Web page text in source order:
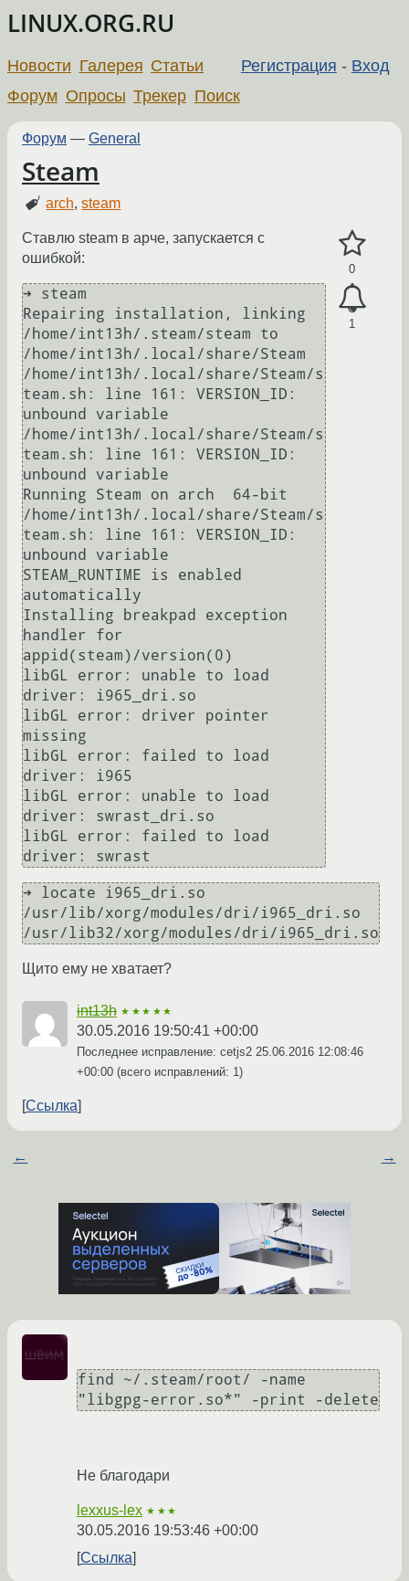
LINUX.ORG.RU
Регистрация - Вход
Новости Галерея Статьи
Форум Опросы Трекер Поиск
Форум — General
Steam
arch,steam
0
1
Ставлю steam в арче, запускается с
ошибкой:
➜ steam
Repairing installation, linking
/home/int13h/.steam/steam to
/home/int13h/.local/share/Steam
/home/int13h/.local/share/Steam/s
team.sh: line 161: VERSION_ID:
unbound variable
/home/int13h/.local/share/Steam/s
team.sh: line 161: VERSION_ID:
unbound variable
Running Steam on arch  64-bit
/home/int13h/.local/share/Steam/s
team.sh: line 161: VERSION_ID:
unbound variable
STEAM_RUNTIME is enabled
automatically
Installing breakpad exception
handler for
appid(steam)/version(0)
libGL error: unable to load
driver: i965_dri.so
libGL error: driver pointer
missing
libGL error: failed to load
driver: i965
libGL error: unable to load
driver: swrast_dri.so
libGL error: failed to load
➜ locate i965_dri.so
/usr/lib/xorg/modules/dri/i965_dri.so
Щито ему не хватает?
int13h ★★★★★
30.05.2016 19:50:41 +00:00
Последнее исправление: cetjs2 25.06.2016 12:08:46
+00:00 (всего исправлений: 1)
Ссылка
← →
find ~/.steam/root/ -name
Не благодари
lexxus-lex ★★★
30.05.2016 19:53:46 +00:00
Ссылка